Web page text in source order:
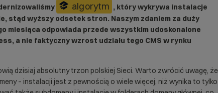
algorytm , który wykrywa instalacje
stąd wyższy odsetek stron. Naszym zdaniem za duży
miesiąca odpowiada przede wszystkim udoskonalone
a nie faktyczny wzrost udziału tego CMS w rynku
dzisiaj absolutny trzon polskiej Sieci. Warto zwrócić uwagę, że
– instalacji jest z pewnością o wiele więcej, niż wynika to tylko